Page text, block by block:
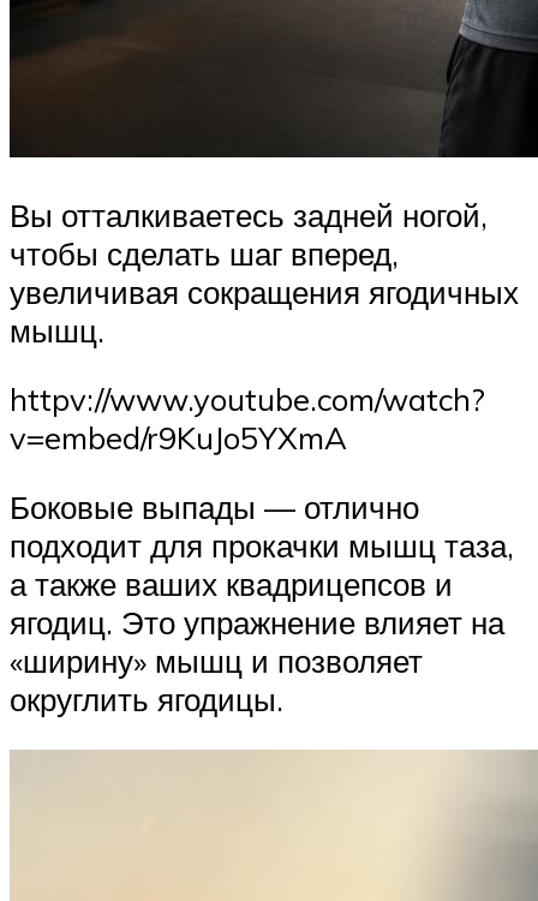
Вы отталкиваетесь задней ногой,
чтобы сделать шаг вперед,
увеличивая сокращения ягодичных
мышц.
httpv://www.youtube.com/watch?
v=embed/r9KuJo5YXmA
Боковые выпады — отлично
подходит для прокачки мышц таза,
а также ваших квадрицепсов и
ягодиц. Это упражнение влияет на
«ширину» мышц и позволяет
округлить ягодицы.